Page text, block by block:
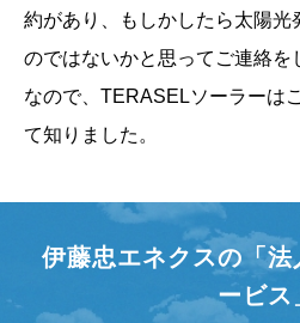
約があり、もしかしたら太陽光
のではないかと思ってご連絡を
なので、TERASELソーラーは
て知りました。
伊藤忠エネクスの「
ービス